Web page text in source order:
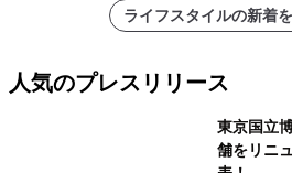
ライフスタイルの新着
人気のプレスリリース
東京国立
舗をリニ